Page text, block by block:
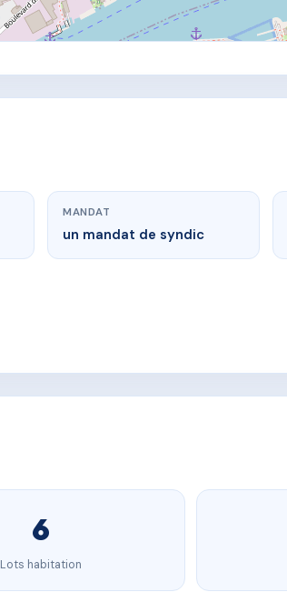
MANDAT
un mandat de syndic
6
Lots habitation